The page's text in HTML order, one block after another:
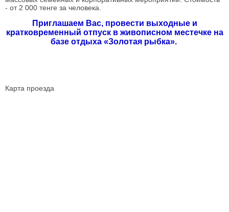
- от 2 000 тенге за человека.
Приглашаем Вас, провести выходные и
кратковременный отпуск в живописном местечке на
базе отдыха «Золотая рыбка».
Карта проезда